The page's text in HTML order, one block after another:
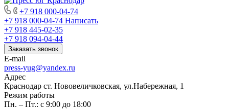
+7 918 000-04-74
+7 918 000-04-74 Написать
+7 918 445-02-35
+7 918 094-04-44
Заказать звонок
E-mail
press-yug@yandex.ru
Адрес
Краснодар ст. Нововеличковская, ул.Набережная, 1
Режим работы
Пн. – Пт.: с 9:00 до 18:00